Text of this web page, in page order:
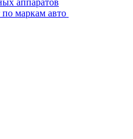
аппаратов
маркам авто